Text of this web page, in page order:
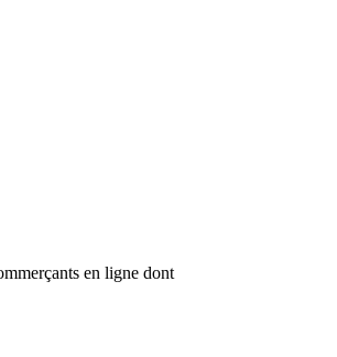
en ligne dont